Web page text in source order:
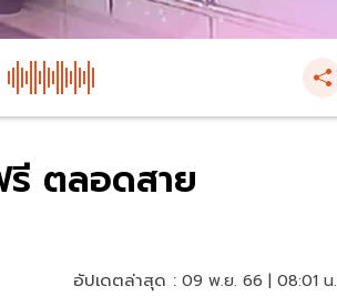
ตลอดสาย
อัปเดตล่าสุด : 09 พ.ย. 66 | 08:01 น.